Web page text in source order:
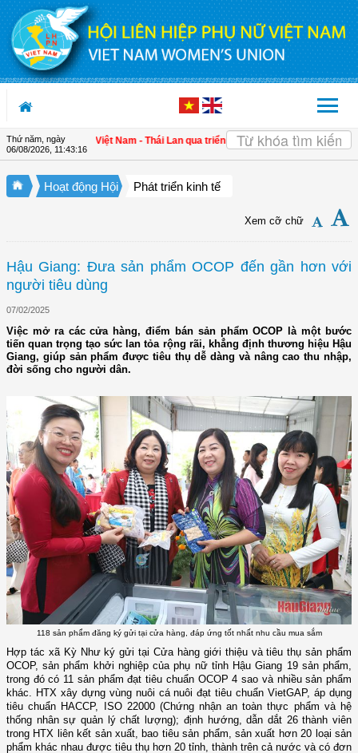
Truy cập nội dung luôn
Thứ năm, ngày
06/08/2026, 11:43:17
gắn kết Việt Nam - Thái Lan qua triển lãm "Đan kết hữu nghị" | 4 định
Hoạt động Hội Phát triển kinh tế
Xem cỡ chữ
Hậu Giang: Đưa sản phẩm OCOP đến gần hơn với
người tiêu dùng
07/02/2025
Việc mở ra các cửa hàng, điểm bán sản phẩm OCOP là một bước
tiến quan trọng tạo sức lan tỏa rộng rãi, khẳng định thương hiệu Hậu
Giang, giúp sản phẩm được tiêu thụ dễ dàng và nâng cao thu nhập,
đời sống cho người dân.
118 sản phẩm đăng ký gửi tại cửa hàng, đáp ứng tốt nhất nhu cầu mua sắm
Hợp tác xã Kỳ Như ký gửi tại Cửa hàng giới thiệu và tiêu thụ sản phẩm
OCOP, sản phẩm khởi nghiệp của phụ nữ tỉnh Hậu Giang 19 sản phẩm,
trong đó có 11 sản phẩm đạt tiêu chuẩn OCOP 4 sao và nhiều sản phẩm
khác. HTX xây dựng vùng nuôi cá nuôi đạt tiêu chuẩn VietGAP, áp dụng
tiêu chuẩn HACCP, ISO 22000 (Chứng nhận an toàn thực phẩm và hệ
thống nhân sự quản lý chất lượng); định hướng, dẫn dắt 26 thành viên
trong HTX liên kết sản xuất, bao tiêu sản phẩm, sản xuất hơn 20 loại sản
phẩm khác nhau được tiêu thụ hơn 20 tỉnh, thành trên cả nước và có đơn